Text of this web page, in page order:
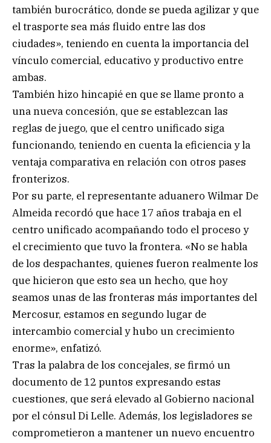
también burocrático, donde se pueda agilizar y que
el trasporte sea más fluido entre las dos
ciudades», teniendo en cuenta la importancia del
vínculo comercial, educativo y productivo entre
ambas.
También hizo hincapié en que se llame pronto a
una nueva concesión, que se establezcan las
reglas de juego, que el centro unificado siga
funcionando, teniendo en cuenta la eficiencia y la
ventaja comparativa en relación con otros pases
fronterizos.
Por su parte, el representante aduanero Wilmar De
Almeida recordó que hace 17 años trabaja en el
centro unificado acompañando todo el proceso y
el crecimiento que tuvo la frontera. «No se habla
de los despachantes, quienes fueron realmente los
que hicieron que esto sea un hecho, que hoy
seamos unas de las fronteras más importantes del
Mercosur, estamos en segundo lugar de
intercambio comercial y hubo un crecimiento
enorme», enfatizó.
Tras la palabra de los concejales, se firmó un
documento de 12 puntos expresando estas
cuestiones, que será elevado al Gobierno nacional
por el cónsul Di Lelle. Además, los legisladores se
comprometieron a mantener un nuevo encuentro